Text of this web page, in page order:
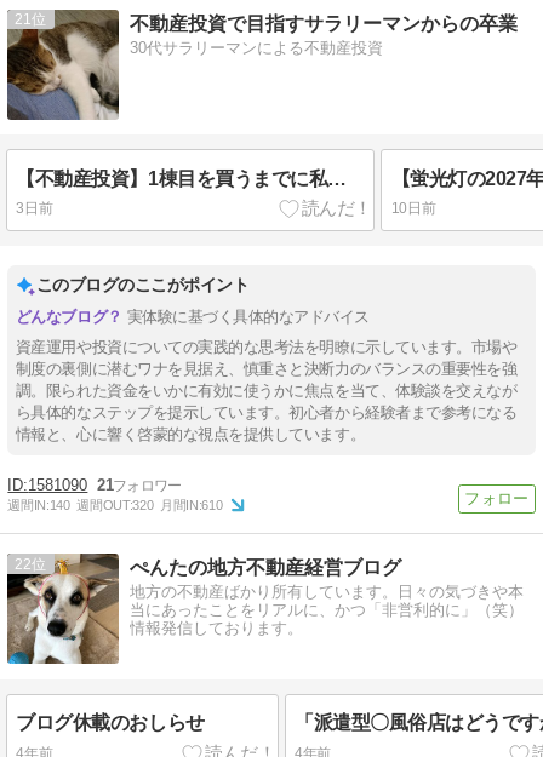
21 不動産投資で目指すサラリーマンからの卒業
30代サラリーマンによる不動産投資
【不動産投資】1棟目を買うまでに私がやったこと10選
3日前 10日前
このブログのここがポイント
実体験に基づく具体的なアドバイス
資産運用や投資についての実践的な思考法を明瞭に示しています。市場や
制度の裏側に潜むワナを見据え、慎重さと決断力のバランスの重要性を強
調。限られた資金をいかに有効に使うかに焦点を当て、体験談を交えなが
ら具体的なステップを提示しています。初心者から経験者まで参考になる
情報と、心に響く啓蒙的な視点を提供しています。
1581090 21
週間IN:140 週間OUT:320 月間IN:610
22 ぺんたの地方不動産経営ブログ
地方の不動産ばかり所有しています。日々の気づきや本
当にあったことをリアルに、かつ「非営利的に」（笑）
情報発信しております。
ブログ休載のおしらせ
4年前
「派遣型〇風俗店はどうで
4年前